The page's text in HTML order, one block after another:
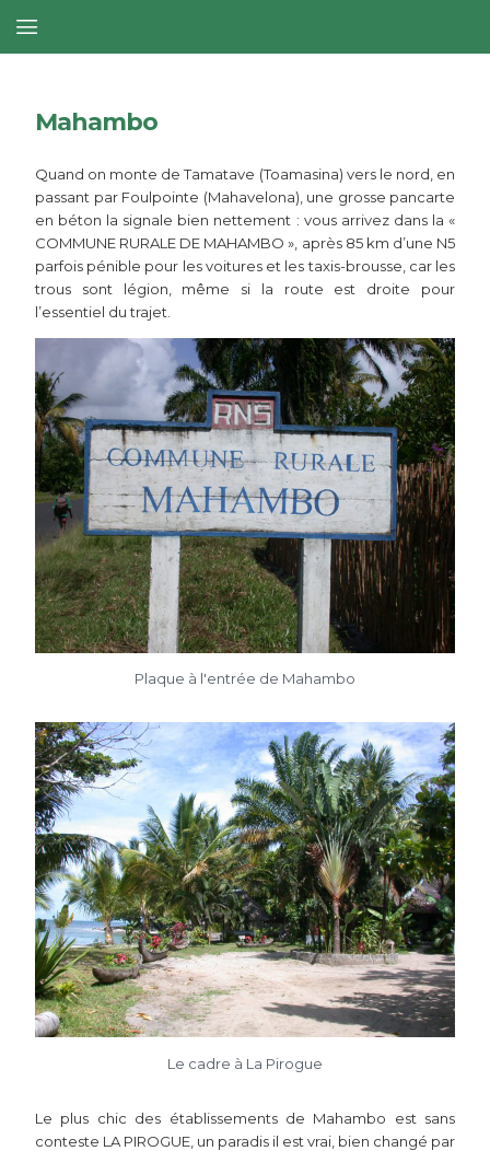
Mahambo
Quand on monte de Tamatave (Toamasina) vers le nord, en
passant par Foulpointe (Mahavelona), une grosse pancarte
en béton la signale bien nettement : vous arrivez dans la «
COMMUNE RURALE DE MAHAMBO », après 85 km d’une N5
parfois pénible pour les voitures et les taxis-brousse, car les
trous sont légion, même si la route est droite pour
l’essentiel du trajet.
Plaque à l'entrée de Mahambo
Le cadre à La Pirogue
Le plus chic des établissements de Mahambo est sans
conteste LA PIROGUE, un paradis il est vrai, bien changé par